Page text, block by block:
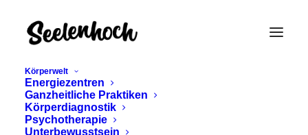
Körperwelt
Energiezentren
Ganzheitliche Praktiken
Körperdiagnostik
Psychotherapie
Unterbewusstsein